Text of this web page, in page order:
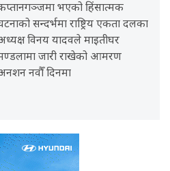
भएको हिंसात्मक
सन्दर्भमा राष्ट्रिय एकता दलका
विनय यादवले माइतीघर
जारी राखेको आमरण
नवौँ दिनमा